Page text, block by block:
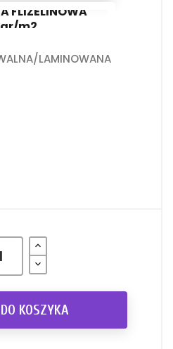
FLIZELINOWA
m2
LAMINOWANA
KOSZYKA